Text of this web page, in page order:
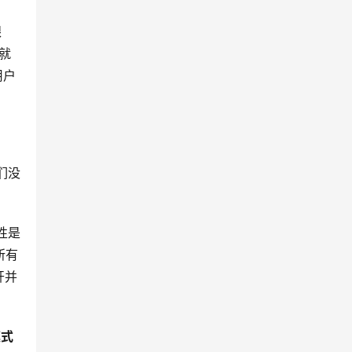
没
是
有
并